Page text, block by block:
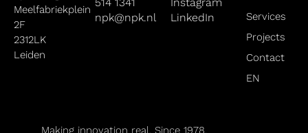
Meelfabriekplein
2F
2312LK
Leiden
npk@npk.nl
LinkedIn
Services
Projects
Contact
EN
Making innovation real. Since 1978.